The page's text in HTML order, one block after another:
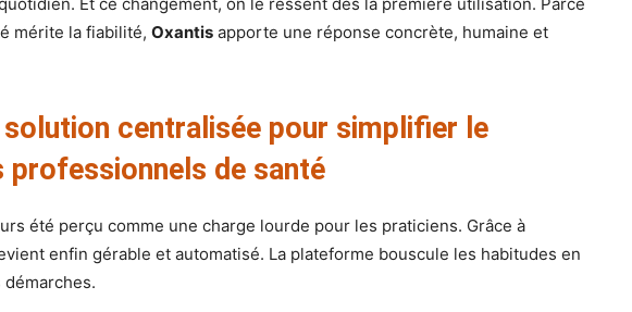
mérite la fiabilité, Oxantis apporte une réponse concrète, humaine et
solution centralisée pour simplifier le
professionnels de santé
été perçu comme une charge lourde pour les praticiens. Grâce à
enfin gérable et automatisé. La plateforme bouscule les habitudes en